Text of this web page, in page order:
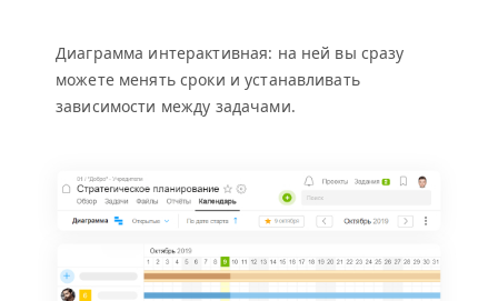
Диаграмма интерактивная: на ней вы сразу
можете менять сроки и устанавливать
зависимости между задачами.